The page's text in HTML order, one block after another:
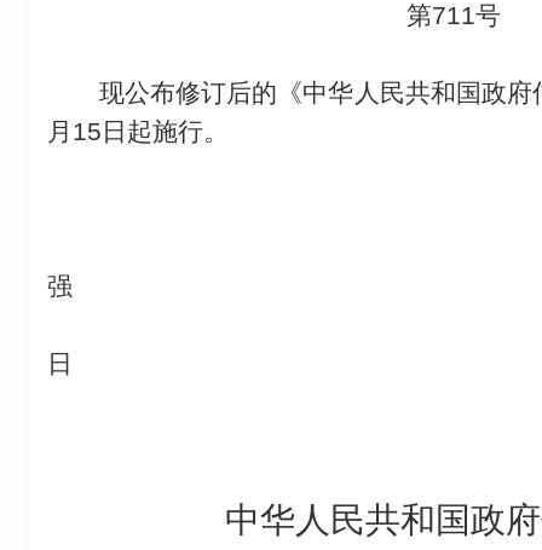
第711号
现公布修订后的《中华人民共和国政
月15日起施行。
强
日
中华人民共和国政